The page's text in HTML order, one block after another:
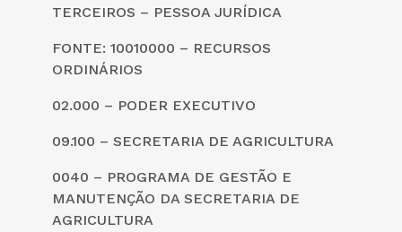
TERCEIROS – PESSOA JURÍDICA
FONTE: 10010000 – RECURSOS
ORDINÁRIOS
02.000 – PODER EXECUTIVO
09.100 – SECRETARIA DE AGRICULTURA
0040 – PROGRAMA DE GESTÃO E
MANUTENÇÃO DA SECRETARIA DE
AGRICULTURA